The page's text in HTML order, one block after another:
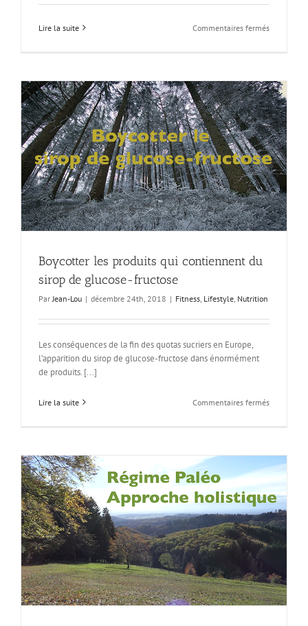
Lire la suite Commentaires ferméssur
mortalité
aux
Etats-
Unis,
une
raison
plutôt
étonnante
!
Boycotter les produits qui contiennent du
sirop de glucose-fructose
Par Jean-Lou | décembre 24th, 2018 | Fitness Lifestyle Nutrition
Les conséquences de la fin des quotas sucriers en Europe,
l’apparition du sirop de glucose-fructose dans énormément
de produits. [...]
Lire la suite Commentaires ferméssur
du
de
glucose-
fructose